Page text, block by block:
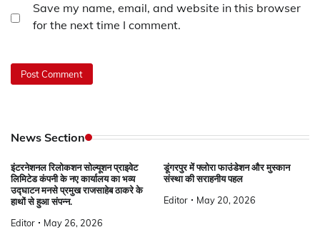
Save my name, email, and website in this browser
for the next time I comment.
News Section
इंटरनेशनल रिलोकशन सोल्यूशन प्राइवेट
लिमिटेड कंपनी के नए कार्यालय का भव्य
उद्घाटन मनसे प्रमुख राजसाहेब ठाकरे के
हाथों से हुआ संपन्न.
Editor May 26, 2026
डूंगरपुर में फ्लोरा फाउंडेशन और मुस्कान
संस्था की सराहनीय पहल
Editor May 20, 2026